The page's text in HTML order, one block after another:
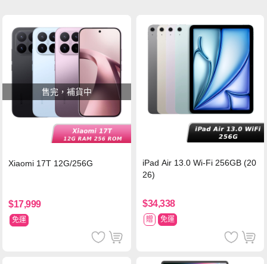
售完，補貨中
Xiaomi 17T 12G/256G
$17,999
免運
iPad Air 13.0 Wi-Fi 256GB (20
26)
$34,338
贈 免運